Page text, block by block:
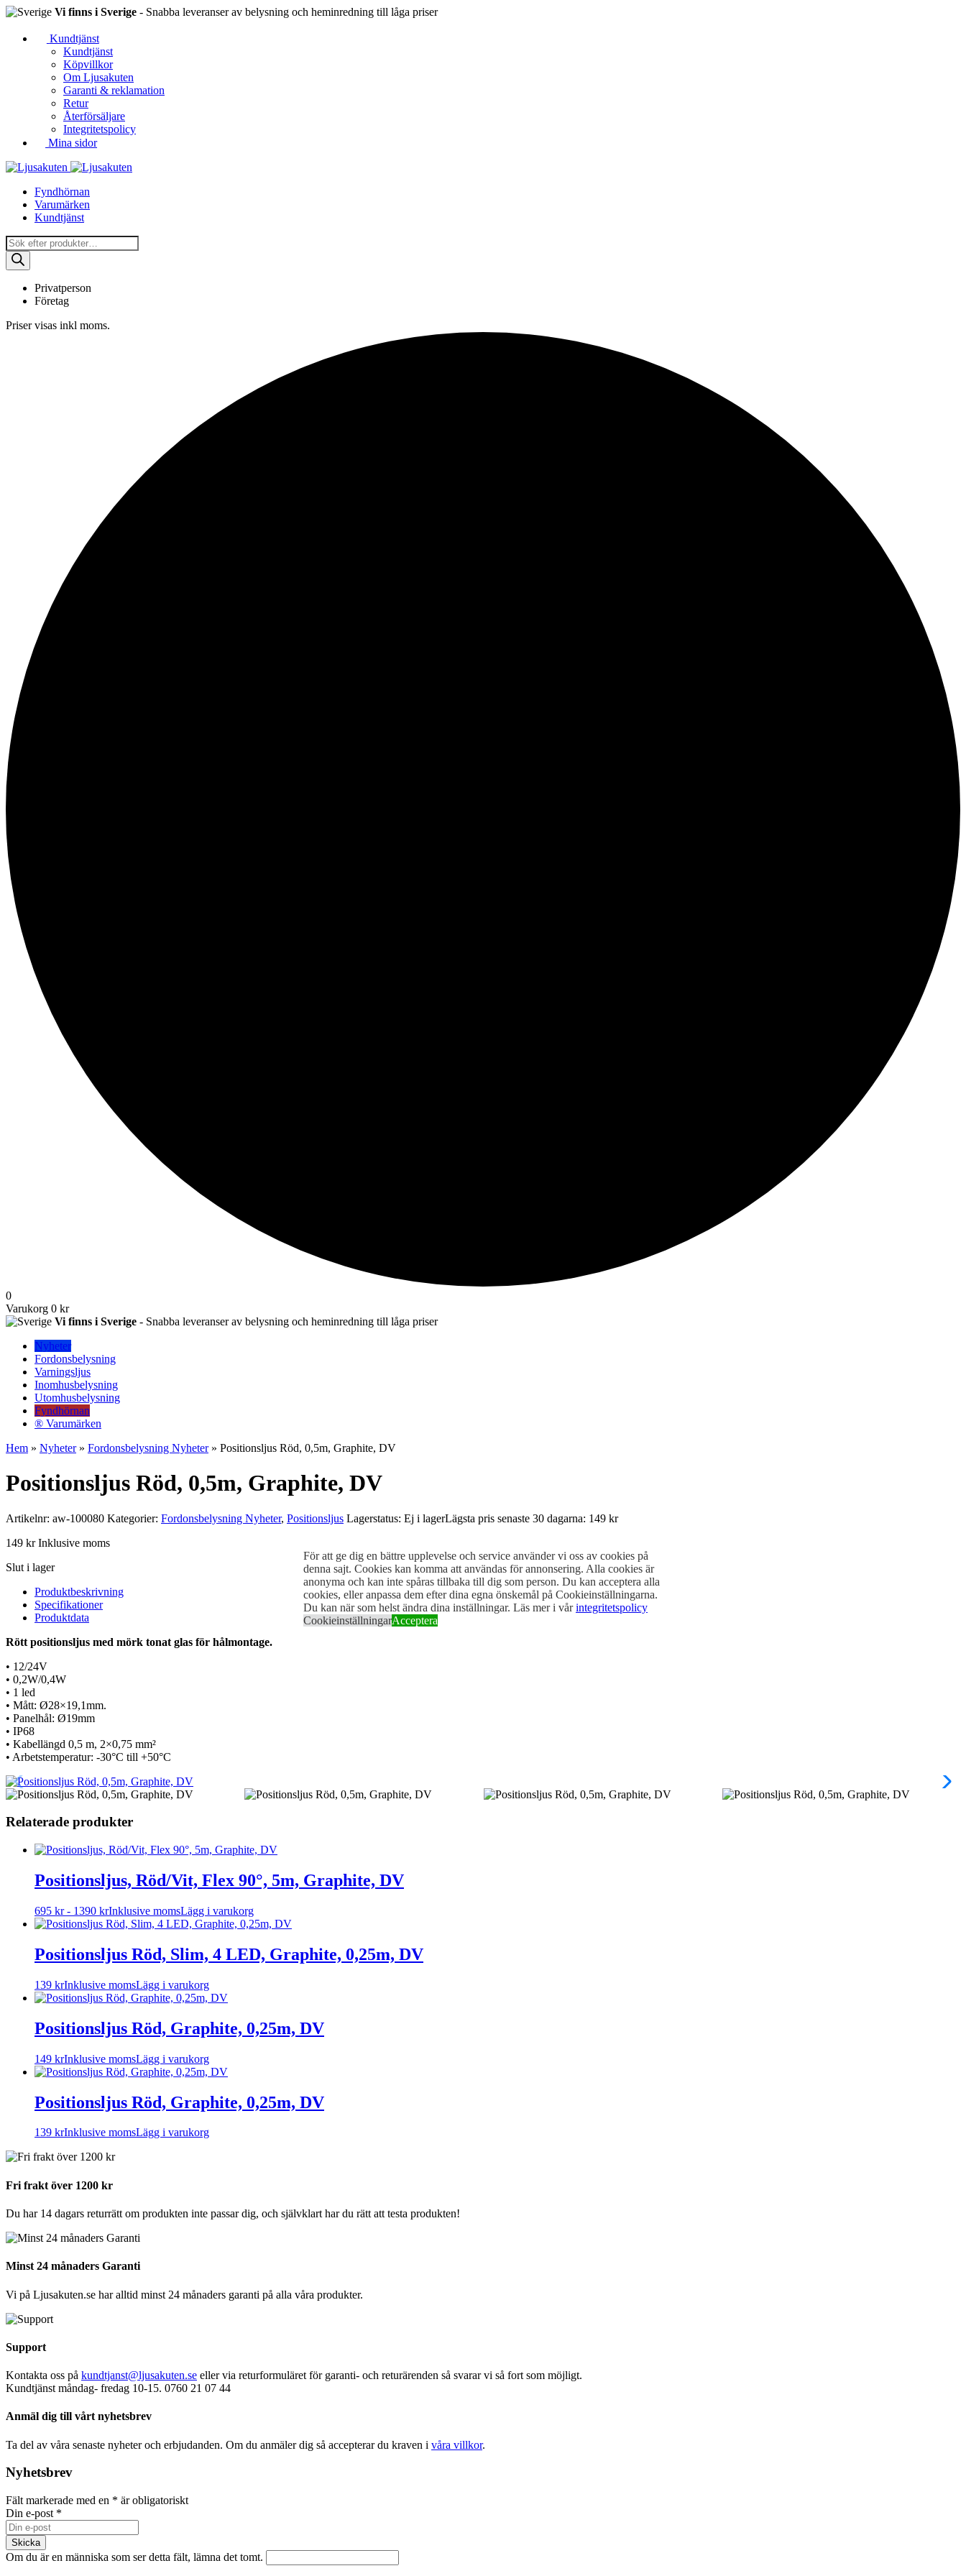
Vi finns i Sverige - Snabba leveranser av belysning och heminredning till låga priser
Kundtjänst
Kundtjänst
Köpvillkor
Om Ljusakuten
Garanti & reklamation
Retur
Återförsäljare
Integritetspolicy
Mina sidor
Fyndhörnan
Varumärken
Kundtjänst
Produktsökning
Privatperson
Företag
Priser visas inkl moms.
0
Varukorg 0 kr
Vi finns i Sverige - Snabba leveranser av belysning och heminredning till låga priser
Nyheter
Fordonsbelysning
Varningsljus
Inomhusbelysning
Utomhusbelysning
Fyndhörnan
® Varumärken
Hem » Nyheter» Fordonsbelysning Nyheter» Positionsljus Röd, 0,5m, Graphite, DV
Positionsljus Röd, 0,5m, Graphite, DV
Artikelnr: aw-100080 Kategorier: Fordonsbelysning Nyheter, Positionsljus Lagerstatus: Ej i lagerLägsta pris senaste 30 dagarna: 149 kr
149 kr Inklusive moms
Slut i lager
Produktbeskrivning
Specifikationer
Produktdata
Rött positionsljus med mörk tonat glas för hålmontage.
• 12/24V
• 0,2W/0,4W
• 1 led
• Mått: Ø28×19,1mm.
• Panelhål: Ø19mm
• IP68
• Kabellängd 0,5 m, 2×0,75 mm²
• Arbetstemperatur: -30°C till +50°C
Relaterade produkter
Positionsljus, Röd/Vit, Flex 90°, 5m, Graphite, DV
695 kr- 1390 krInklusive momsLägg i varukorgDen
här
har
flera
kan
väljas
Positionsljus Röd, Slim, 4 LED, Graphite, 0,25m, DV
139 krInklusive momsLägg i varukorg
Positionsljus Röd, Graphite, 0,25m, DV
149 krInklusive momsLägg i varukorg
Positionsljus Röd, Graphite, 0,25m, DV
139 krInklusive momsLägg i varukorg
Fri frakt över 1200 kr
Du har 14 dagars returrätt om produkten inte passar dig, och självklart har du rätt att testa produkten!
Minst 24 månaders Garanti
Vi på Ljusakuten.se har alltid minst 24 månaders garanti på alla våra produkter.
Support
Kontakta oss på kundtjanst@ljusakuten.se eller via returformuläret för garanti- och returärenden så svarar vi så fort som möjligt.
Kundtjänst måndag- fredag 10-15. 0760 21 07 44
Anmäl dig till vårt nyhetsbrev
Ta del av våra senaste nyheter och erbjudanden. Om du anmäler dig så accepterar du kraven i våra villkor.
Nyhetsbrev
Fält markerade med en * är obligatoriskt
Din e-post *
Om du är en människa som ser detta fält, lämna det tomt.
För att ge dig en bättre upplevelse och service använder vi oss av cookies på
denna sajt. Cookies kan komma att användas för annonsering. Alla cookies är
anonyma och kan inte spåras tillbaka till dig som person. Du kan acceptera alla
cookies, eller anpassa dem efter dina egna önskemål på Cookieinställningarna.
Du kan när som helst ändra dina inställningar. Läs mer i vårintegritetspolicy
CookieinställningarAcceptera